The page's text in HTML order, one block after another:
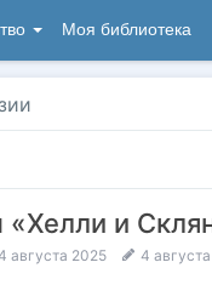
Моя библиотека
и
августа 2025 4